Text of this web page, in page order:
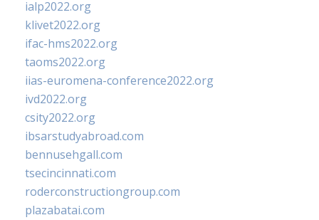
ialp2022.org
klivet2022.org
ifac-hms2022.org
taoms2022.org
iias-euromena-conference2022.org
ivd2022.org
csity2022.org
ibsarstudyabroad.com
bennusehgall.com
tsecincinnati.com
roderconstructiongroup.com
plazabatai.com